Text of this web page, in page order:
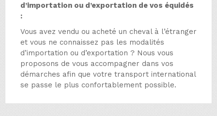
d’importation ou d’exportation de vos équidés
:
Vous avez vendu ou acheté un cheval à l’étranger
et vous ne connaissez pas les modalités
d’importation ou d’exportation ? Nous vous
proposons de vous accompagner dans vos
démarches afin que votre transport international
se passe le plus confortablement possible.